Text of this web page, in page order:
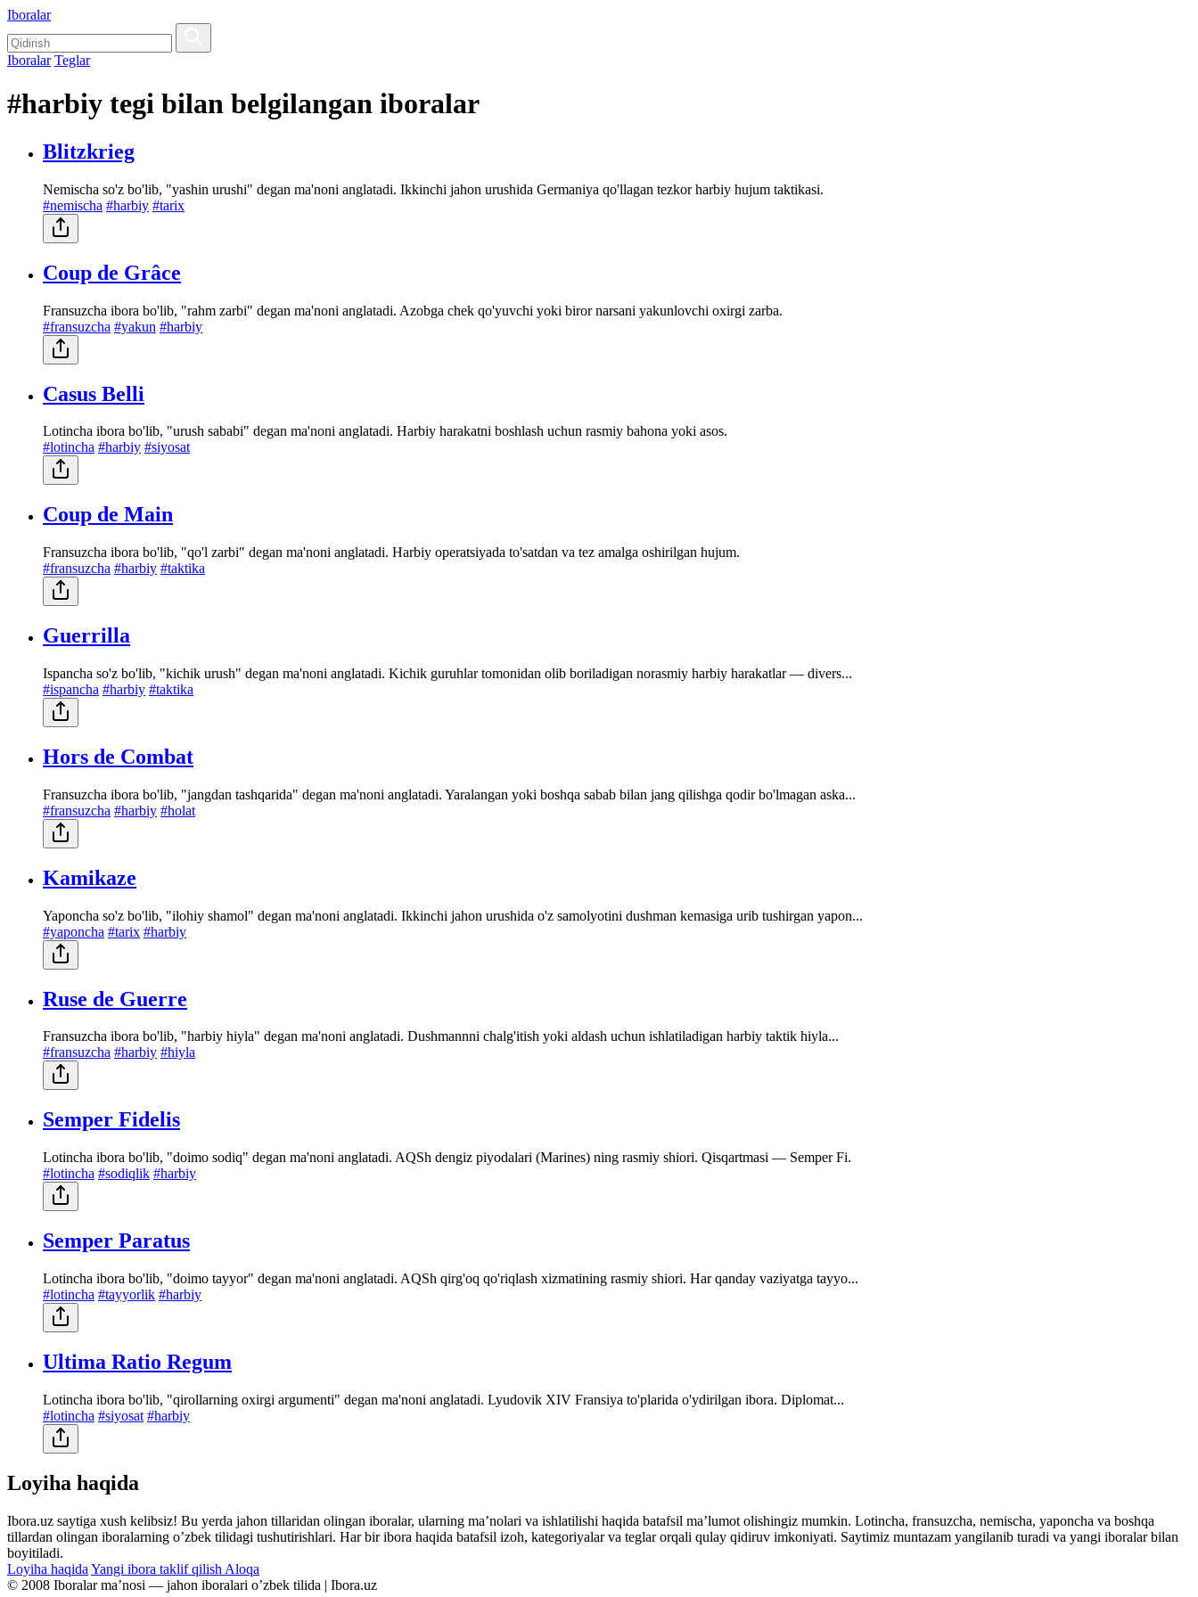
Iboralar
Iboralar Teglar
#harbiy tegi bilan belgilangan iboralar
Blitzkrieg
Nemischa so'z bo'lib, "yashin urushi" degan ma'noni anglatadi. Ikkinchi jahon urushida Germaniya qo'llagan tezkor harbiy hujum taktikasi.
#nemischa #harbiy #tarix
Coup de Grâce
Fransuzcha ibora bo'lib, "rahm zarbi" degan ma'noni anglatadi. Azobga chek qo'yuvchi yoki biror narsani yakunlovchi oxirgi zarba.
#fransuzcha #yakun #harbiy
Casus Belli
Lotincha ibora bo'lib, "urush sababi" degan ma'noni anglatadi. Harbiy harakatni boshlash uchun rasmiy bahona yoki asos.
#lotincha #harbiy #siyosat
Coup de Main
Fransuzcha ibora bo'lib, "qo'l zarbi" degan ma'noni anglatadi. Harbiy operatsiyada to'satdan va tez amalga oshirilgan hujum.
#fransuzcha #harbiy #taktika
Guerrilla
Ispancha so'z bo'lib, "kichik urush" degan ma'noni anglatadi. Kichik guruhlar tomonidan olib boriladigan norasmiy harbiy harakatlar — divers...
#ispancha #harbiy #taktika
Hors de Combat
Fransuzcha ibora bo'lib, "jangdan tashqarida" degan ma'noni anglatadi. Yaralangan yoki boshqa sabab bilan jang qilishga qodir bo'lmagan aska...
#fransuzcha #harbiy #holat
Kamikaze
Yaponcha so'z bo'lib, "ilohiy shamol" degan ma'noni anglatadi. Ikkinchi jahon urushida o'z samolyotini dushman kemasiga urib tushirgan yapon...
#yaponcha #tarix #harbiy
Ruse de Guerre
Fransuzcha ibora bo'lib, "harbiy hiyla" degan ma'noni anglatadi. Dushmannni chalg'itish yoki aldash uchun ishlatiladigan harbiy taktik hiyla...
#fransuzcha #harbiy #hiyla
Semper Fidelis
Lotincha ibora bo'lib, "doimo sodiq" degan ma'noni anglatadi. AQSh dengiz piyodalari (Marines) ning rasmiy shiori. Qisqartmasi — Semper Fi.
#lotincha #sodiqlik #harbiy
Semper Paratus
Lotincha ibora bo'lib, "doimo tayyor" degan ma'noni anglatadi. AQSh qirg'oq qo'riqlash xizmatining rasmiy shiori. Har qanday vaziyatga tayyo...
#lotincha #tayyorlik #harbiy
Ultima Ratio Regum
Lotincha ibora bo'lib, "qirollarning oxirgi argumenti" degan ma'noni anglatadi. Lyudovik XIV Fransiya to'plarida o'ydirilgan ibora. Diplomat...
#lotincha #siyosat #harbiy
Loyiha haqida
Ibora.uz saytiga xush kelibsiz! Bu yerda jahon tillaridan olingan iboralar, ularning maʼnolari va ishlatilishi haqida batafsil maʼlumot olishingiz mumkin. Lotincha, fransuzcha, nemischa, yaponcha va boshqa
tillardan olingan iboralarning oʼzbek tilidagi tushutirishlari. Har bir ibora haqida batafsil izoh, kategoriyalar va teglar orqali qulay qidiruv imkoniyati. Saytimiz muntazam yangilanib turadi va yangi iboralar bilan
boyitiladi.
Loyiha haqida Yangi ibora taklif qilish Aloqa
© 2008 Iboralar maʼnosi — jahon iboralari oʼzbek tilida | Ibora.uz